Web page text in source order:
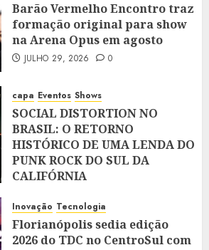
Barão Vermelho Encontro traz
formação original para show
na Arena Opus em agosto
JULHO 29, 2026 0
capa Eventos Shows
SOCIAL DISTORTION NO
BRASIL: O RETORNO
HISTÓRICO DE UMA LENDA DO
PUNK ROCK DO SUL DA
CALIFÓRNIA
Inovação Tecnologia
Florianópolis sedia edição
2026 do TDC no CentroSul com